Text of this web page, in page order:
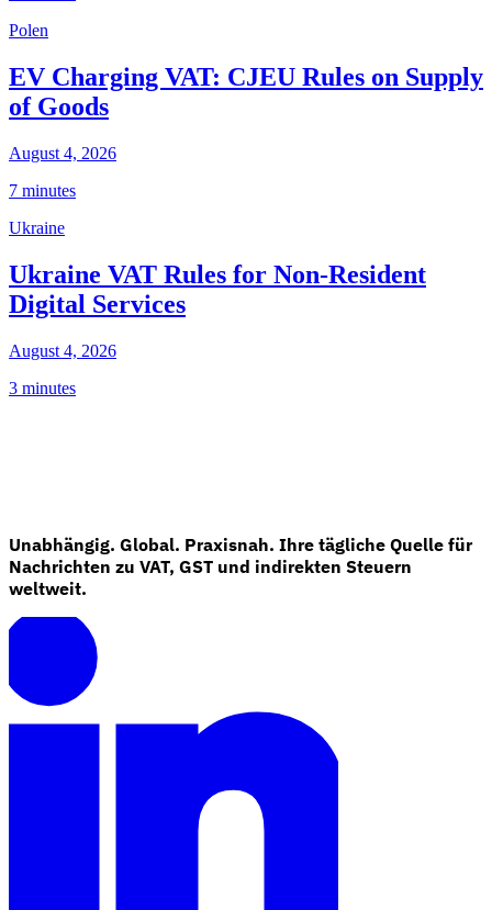
Polen
EV Charging VAT: CJEU Rules on Supply
of Goods
August 4, 2026
7 minutes
Ukraine
Ukraine VAT Rules for Non-Resident
Digital Services
August 4, 2026
3 minutes
Unabhängig. Global. Praxisnah. Ihre tägliche Quelle für
Nachrichten zu VAT, GST und indirekten Steuern
weltweit.